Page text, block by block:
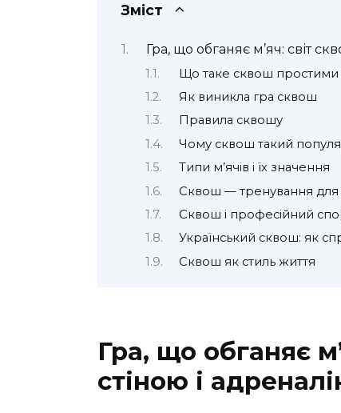
Зміст
Гра, що обганяє м’яч: світ
Що таке сквош простими
Як виникла гра сквош
Правила сквошу
Чому сквош такий
Типи м’ячів і їх значення
Сквош — тренування для
Сквош і професійний
Український сквош: як
Сквош як стиль життя
Гра, що обганяє
стіною і